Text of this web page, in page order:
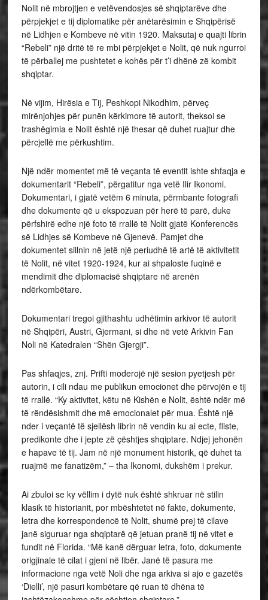
Nolit në mbrojtjen e vetëvendosjes së shqiptarëve dhe
përpjekjet e tij diplomatike për anëtarësimin e Shqipërisë
në Lidhjen e Kombeve në vitin 1920. Maksutaj e quajti librin
“Rebeli” një dritë të re mbi përpjekjet e Nolit, që nuk ngurroi
të përballej me pushtetet e kohës për t’i dhënë zë kombit
shqiptar.
Në vijim, Hirësia e Tij, Peshkopi Nikodhim, përveç
mirënjohjes për punën kërkimore të autorit, theksoi se
trashëgimia e Nolit është një thesar që duhet ruajtur dhe
përcjellë me përkushtim.
Një ndër momentet më të veçanta të eventit ishte shfaqja e
dokumentarit “Rebeli”, përgatitur nga vetë Ilir Ikonomi.
Dokumentari, i gjatë vetëm 6 minuta, përmbante fotografi
dhe dokumente që u ekspozuan për herë të parë, duke
përfshirë edhe një foto të rrallë të Nolit gjatë Konferencës
së Lidhjes së Kombeve në Gjenevë. Pamjet dhe
dokumentet sillnin në jetë një periudhë të artë të aktivitetit
të Nolit, në vitet 1920-1924, kur ai shpaloste fuqinë e
mendimit dhe diplomacisë shqiptare në arenën
ndërkombëtare.
Dokumentari tregoi gjithashtu udhëtimin arkivor të autorit
në Shqipëri, Austri, Gjermani, si dhe në vetë Arkivin Fan
Noli në Katedralen “Shën Gjergji”.
Pas shfaqjes, znj. Prifti moderojë një sesion pyetjesh për
autorin, i cili ndau me publikun emocionet dhe përvojën e tij
të rrallë. “Ky aktivitet, këtu në Kishën e Nolit, është ndër më
të rëndësishmit dhe më emocionalet për mua. Është një
nder i veçantë të sjellësh librin në vendin ku ai ecte, fliste,
predikonte dhe i jepte zë çështjes shqiptare. Ndjej jehonën
e hapave të tij. Jam në një monument historik, që duhet ta
ruajmë me fanatizëm,” – tha Ikonomi, dukshëm i prekur.
Ai zbuloi se ky vëllim i dytë nuk është shkruar në stilin
klasik të historianit, por mbështetet në fakte, dokumente,
letra dhe korrespondencë të Nolit, shumë prej të cilave
janë siguruar nga shqiptarë që jetuan pranë tij në vitet e
fundit në Florida. “Më kanë dërguar letra, foto, dokumente
origjinale të cilat i gjeni në libër. Janë të pasura me
informacione nga vetë Noli dhe nga arkiva si ajo e gazetës
‘Dielli’, një pasuri kombëtare që ruan të dhëna të